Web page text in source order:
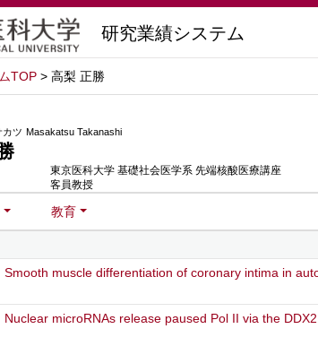
研究業績システム
TOP > 高梨 正勝
ツ Masakatsu Takanashi
東京医科大学 基礎社会医学系 先端核酸医療講座
客員教授
教育
Smooth muscle differentiation of coronary intima in
Nuclear microRNAs release paused Pol II via the